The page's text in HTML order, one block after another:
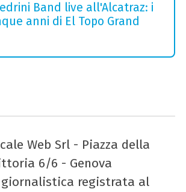
Band live all'Alcatraz: i
anni di El Topo Grand
Web Srl - Piazza della
6/6 - Genova
registrata al